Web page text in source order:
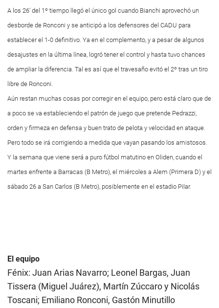
A los 26’ del 1º tiempo llegó el único gol cuando Bianchi aprovechó un
desborde de Ronconi y se anticipó a los defensores del CADU para
establecer el 1-0 definitivo. Ya en el complemento, y a pesar de algunos
desajustes en la última línea, logró tener el control y hasta tuvo chances
de ampliar la diferencia. Tal es así que el travesaño evitó el 2º tras un tiro
libre de Ronconi.
Aún restan muchas cosas por corregir en el equipo, pero está claro que de
a poco se va estableciendo el patrón de juego que pretende Pedrazzi,
orden y firmeza en defensa y buen trato de pelota y velocidad en ataque.
Pero todo se irá corrigiendo a medida que vayan pasando los amistosos.
Y la semana que viene será a puro fútbol matutino en Oliden, cuando el
martes enfrente a Barracas (B Metro), el miércoles a Alem (Primera D) y el
sábado 26 a San Carlos (B Metro), posiblemente en el estadio Pilar.
El equipo
Fénix: Juan Arias Navarro; Leonel Bargas, Juan
Tissera (Miguel Juárez), Martín Zúccaro y Nicolás
Toscani; Emiliano Ronconi, Gastón Minutillo